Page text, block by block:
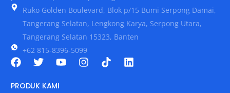
Ruko Golden Boulevard, Blok p/15 Bumi Serpong Damai,
Tangerang Selatan, Lengkong Karya, Serpong Utara,
Tangerang Selatan 15323, Banten
+62 815-8396-5099
PRODUK KAMI